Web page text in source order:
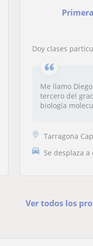
Doy clases particulares tanto de
Me llamo
tercero del
biología
Tarragona
Se desplaza
Ver todos los